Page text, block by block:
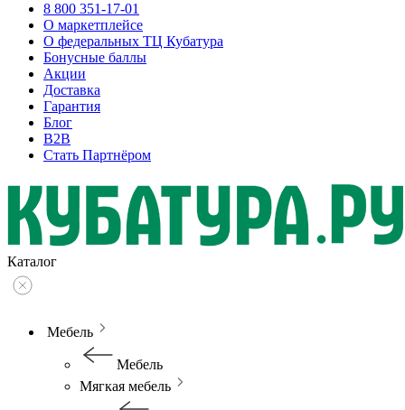
8 800 351-17-01
О маркетплейсе
О федеральных ТЦ Кубатура
Бонусные баллы
Акции
Доставка
Гарантия
Блог
B2B
Стать Партнёром
Каталог
Мебель
Мебель
Мягкая мебель